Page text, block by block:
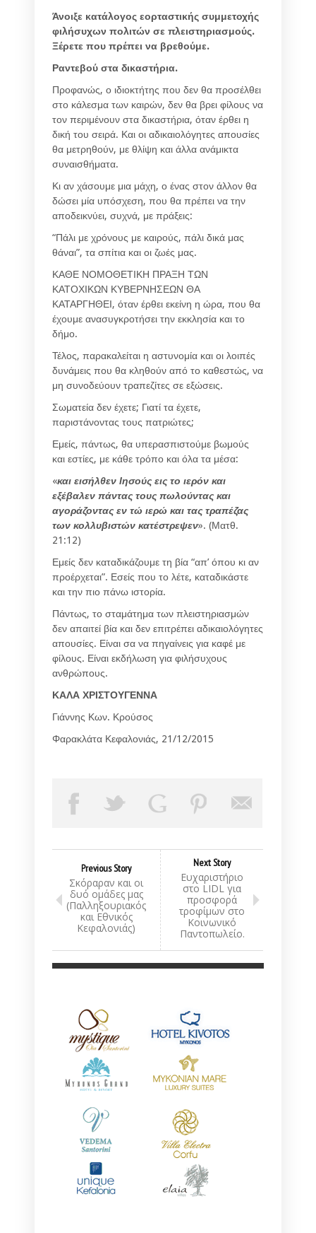
Άνοιξε κατάλογος εορταστικής συμμετοχής
φιλήσυχων πολιτών σε πλειστηριασμούς.
Ξέρετε που πρέπει να βρεθούμε.
Ραντεβού στα δικαστήρια.
Προφανώς, ο ιδιοκτήτης που δεν θα προσέλθει
στο κάλεσμα των καιρών, δεν θα βρει φίλους να
τον περιμένουν στα δικαστήρια, όταν έρθει η
δική του σειρά. Και οι αδικαιολόγητες απουσίες
θα μετρηθούν, με θλίψη και άλλα ανάμικτα
συναισθήματα.
Κι αν χάσουμε μια μάχη, ο ένας στον άλλον θα
δώσει μία υπόσχεση, που θα πρέπει να την
αποδεικνύει, συχνά, με πράξεις:
“Πάλι με χρόνους με καιρούς, πάλι δικά μας
θάναι”, τα σπίτια και οι ζωές μας.
ΚΑΘΕ ΝΟΜΟΘΕΤΙΚΗ ΠΡΑΞΗ ΤΩΝ
ΚΑΤΟΧΙΚΩΝ ΚΥΒΕΡΝΗΣΕΩΝ ΘΑ
ΚΑΤΑΡΓΗΘΕΙ, όταν έρθει εκείνη η ώρα, που θα
έχουμε ανασυγκροτήσει την εκκλησία και το
δήμο.
Τέλος, παρακαλείται η αστυνομία και οι λοιπές
δυνάμεις που θα κληθούν από το καθεστώς, να
μη συνοδεύουν τραπεζίτες σε εξώσεις.
Σωματεία δεν έχετε; Γιατί τα έχετε,
παριστάνοντας τους πατριώτες;
Εμείς, πάντως, θα υπερασπιστούμε βωμούς
και εστίες, με κάθε τρόπο και όλα τα μέσα:
«και εισήλθεν Ιησούς εις το ιερόν και
εξέβαλεν πάντας τους πωλούντας και
αγοράζοντας εν τώ ιερώ και τας τραπέζας
των κολλυβιστών κατέστρεψεν». (Ματθ.
21:12)
Εμείς δεν καταδικάζουμε τη βία “απ’ όπου κι αν
προέρχεται”. Εσείς που το λέτε, καταδικάστε
και την πιο πάνω ιστορία.
Πάντως, το σταμάτημα των πλειστηριασμών
δεν απαιτεί βία και δεν επιτρέπει αδικαιολόγητες
απουσίες. Είναι σα να πηγαίνεις για καφέ με
φίλους. Είναι εκδήλωση για φιλήσυχους
ανθρώπους.
ΚΑΛΑ ΧΡΙΣΤΟΥΓΕΝΝΑ
Γιάννης Κων. Κρούσος
Φαρακλάτα Κεφαλονιάς, 21/12/2015
Previous Story
Σκόραραν και οι
δυό ομάδες μας
(Παλληξουριακός
και Εθνικός
Κεφαλονιάς)
Next Story
Ευχαριστήριο
στο LIDL για
προσφορά
τροφίμων στο
Κοινωνικό
Παντοπωλείο.